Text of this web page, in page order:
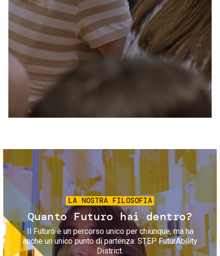
Servizi e accessibilità
Contatti
FAQ
Biglietti
Immagine
LA NOSTRA FILOSOFIA
Quanto Futuro hai dentro?
Il Futuro è un percorso unico per chiunque, ma ha
anche un unico punto di partenza: STEP FuturAbility
District.